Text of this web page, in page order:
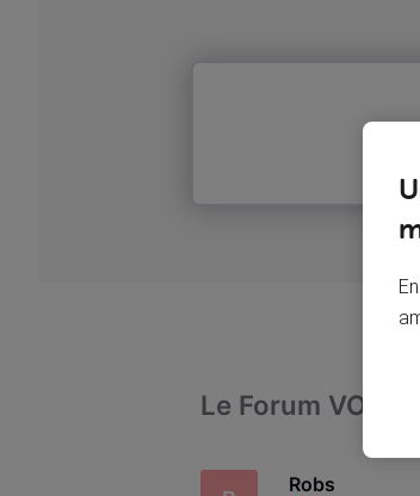
Le Forum VOO
Robs